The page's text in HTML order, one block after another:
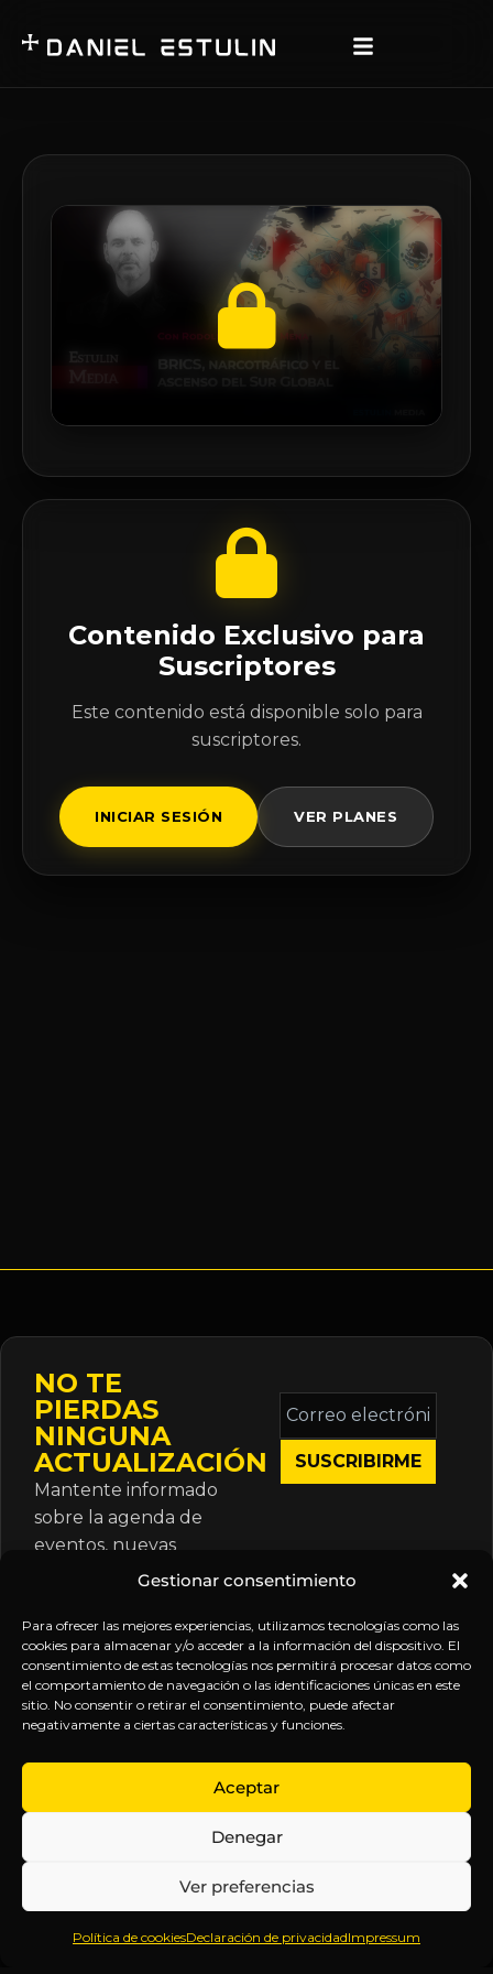
Gestionar consentimiento
Para ofrecer las mejores experiencias, utilizamos tecnologías como las
cookies para almacenar y/o acceder a la información del dispositivo. El
consentimiento de estas tecnologías nos permitirá procesar datos como
el comportamiento de navegación o las identificaciones únicas en este
sitio. No consentir o retirar el consentimiento, puede afectar
negativamente a ciertas características y funciones.
Aceptar
Denegar
Ver preferencias
Política de cookiesDeclaración de privacidadImpressum
Contenido Exclusivo para
Suscriptores
Este contenido está disponible solo para
suscriptores.
INICIAR SESIÓN VER PLANES
NO TE
PIERDAS
NINGUNA
ACTUALIZACIÓN
Mantente informado
sobre la agenda de
eventos, nuevas
publicaciones y
suscripción.
Correo
electrónico
*
Inteligencia
Anticipándonos
EXPLORA
Inicio
Sobre
Contenido
Webinars
LEGAL
Política
de
Términos y
Aviso
SÍGUENOS